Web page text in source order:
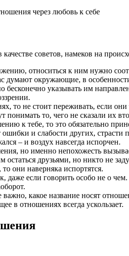
советов, намеков на
относиться к ним нужно
думают окружающие, в
бесконечно указывать им
то не стоит переживать, если
то, чего не сказали их
к тебе, то это обязательно
и слабости других, страсти
– и воздух навсегда испорчен.
но именно непохожесть
друзьями, но никто не
они наверняка испортятся.
даже если говорить особо не о чем.
какое название носят
в отношениях всегда ускользает.